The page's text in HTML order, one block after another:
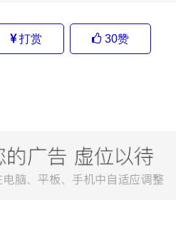
打赏 30赞